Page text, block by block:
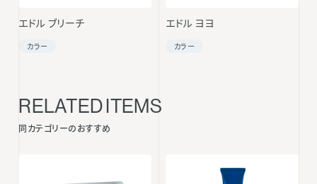
エドル ブリーチ
カラー
エドル ヨヨ
カラー
RELATED ITEMS
同カテゴリーのおすすめ